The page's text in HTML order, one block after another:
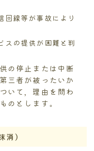
回線等が事故により
スの提供が困難と判
の停止または中断
三者が被ったいか
いて，理由を問わ
のとします。
）